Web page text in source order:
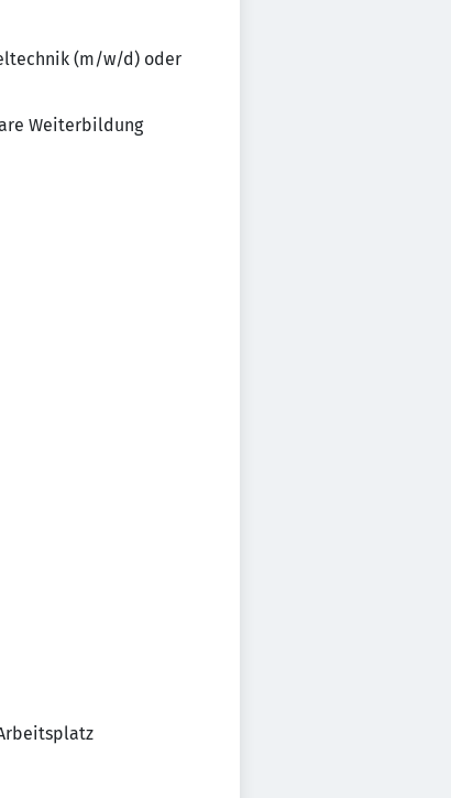
(m/w/d) oder
Weiterbildung